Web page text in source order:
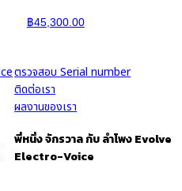
฿45,300.00
ตรวจสอบ Serial number
ติดต่อเรา
ผลงานของเรา
พี่หนึ่ง จักรวาล กับ ลำโพง Evolve
Electro-Voice